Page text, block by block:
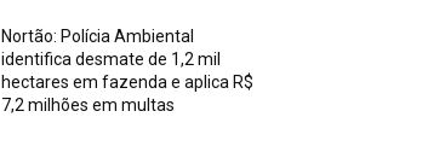
Nortão: Polícia Ambiental
identifica desmate de 1,2 mil
hectares em fazenda e aplica R$
7,2 milhões em multas